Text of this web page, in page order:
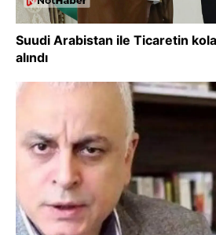
Suudi Arabistan ile Ticaretin
alındı